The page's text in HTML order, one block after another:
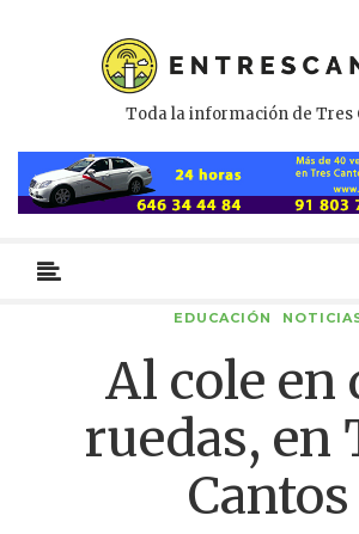
Toda la información de Tres
primario
EDUCACIÓN
Al cole en
ruedas, en
Cantos